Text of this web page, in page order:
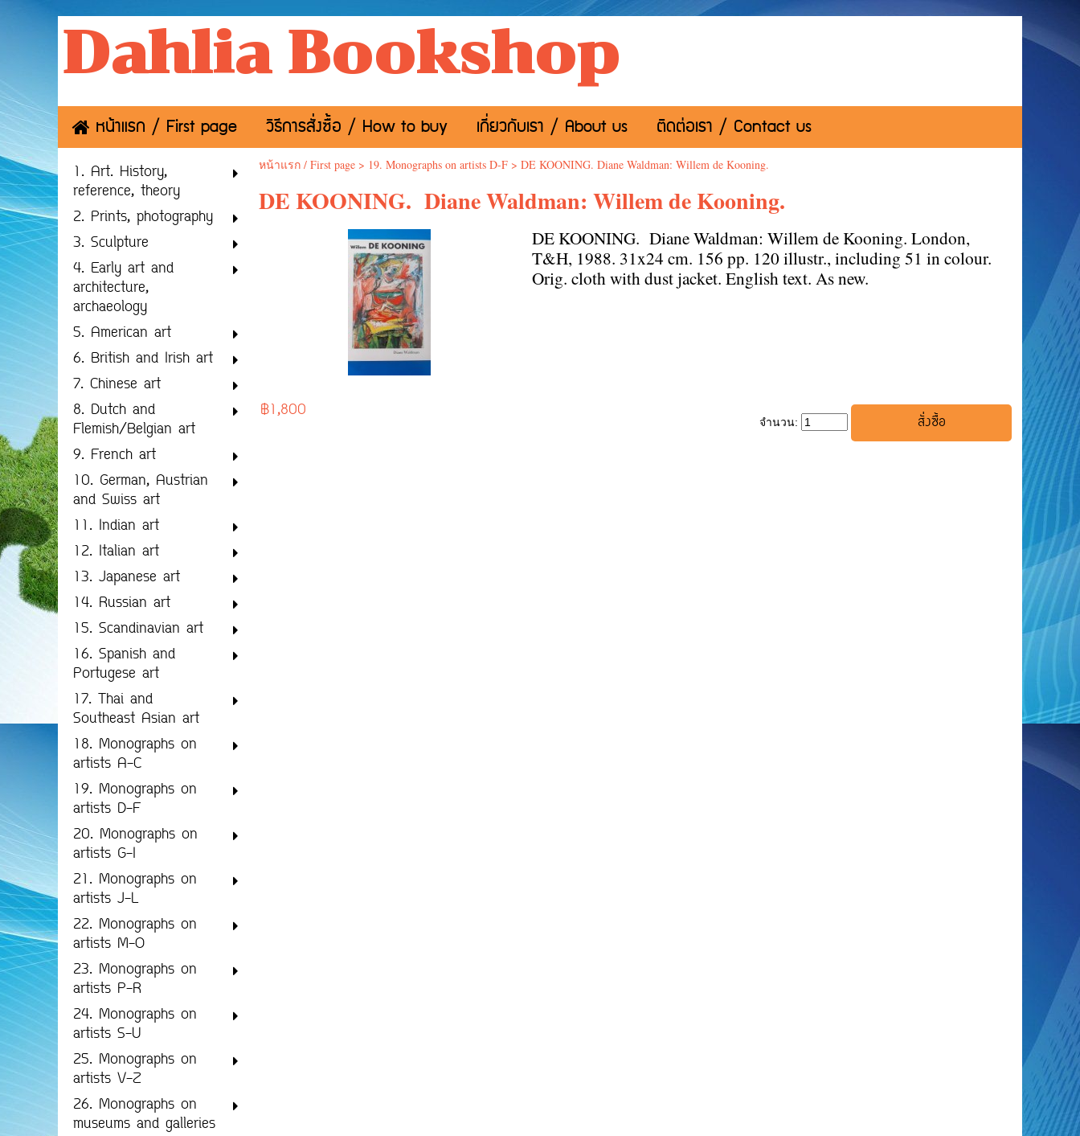
Dahlia Bookshop
หน้าแรก / First page วิธีการสั่งซื้อ / How to buy เกี่ยวกับเรา / About us ติดต่อเรา / Contact us
1. Art. History,
reference, theory
2. Prints, photography
3. Sculpture
4. Early art and
architecture,
archaeology
5. American art
6. British and Irish art
7. Chinese art
8. Dutch and
Flemish/Belgian art
9. French art
10. German, Austrian
and Swiss art
11. Indian art
12. Italian art
13. Japanese art
14. Russian art
15. Scandinavian art
16. Spanish and
Portugese art
17. Thai and
Southeast Asian art
18. Monographs on
artists A-C
19. Monographs on
artists D-F
20. Monographs on
artists G-I
21. Monographs on
artists J-L
22. Monographs on
artists M-O
23. Monographs on
artists P-R
24. Monographs on
artists S-U
25. Monographs on
artists V-Z
26. Monographs on
museums and galleries
หน้าแรก / First page> 19. Monographs on artists D-F> DE KOONING. Diane Waldman: Willem de Kooning.
DE KOONING. Diane Waldman: Willem de Kooning.
DE KOONING. Diane Waldman: Willem de Kooning. London,
T&H, 1988. 31x24 cm. 156 pp. 120 illustr., including 51 in colour.
Orig. cloth with dust jacket. English text. As new.
฿1,800
จำนวน: